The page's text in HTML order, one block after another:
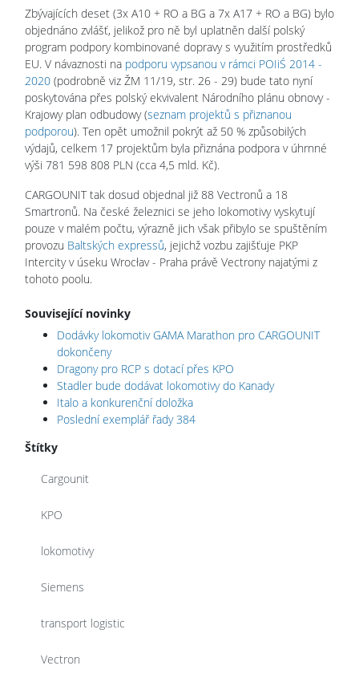
Zbývajících deset (3x A10 + RO a BG a 7x A17 + RO a BG) bylo
objednáno zvlášť, jelikož pro ně byl uplatněn další polský
program podpory kombinované dopravy s využitím prostředků
EU. V návaznosti na podporu vypsanou v rámci POIiŚ 2014 -
2020 (podrobně viz ŽM 11/19, str. 26 - 29) bude tato nyní
poskytována přes polský ekvivalent Národního plánu obnovy -
Krajowy plan odbudowy (seznam projektů s přiznanou
podporou). Ten opět umožnil pokrýt až 50 % způsobilých
výdajů, celkem 17 projektům byla přiznána podpora v úhrnné
výši 781 598 808 PLN (cca 4,5 mld. Kč).
CARGOUNIT tak dosud objednal již 88 Vectronů a 18
Smartronů. Na české železnici se jeho lokomotivy vyskytují
pouze v malém počtu, výrazně jich však přibylo se spuštěním
provozu Baltských expressů, jejichž vozbu zajišťuje PKP
Intercity v úseku Wrocłav - Praha právě Vectrony najatými z
tohoto poolu.
Související novinky
Dodávky lokomotiv GAMA Marathon pro CARGOUNIT
dokončeny
Dragony pro RCP s dotací přes KPO
Stadler bude dodávat lokomotivy do Kanady
Italo a konkurenční doložka
Poslední exemplář řady 384
Štítky
Cargounit
KPO
lokomotivy
Siemens
transport logistic
Vectron